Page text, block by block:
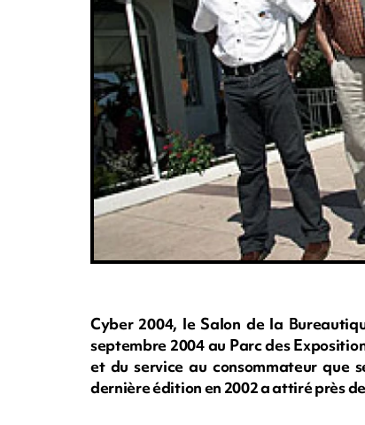
Cyber 2004, le Salon de la
septembre 2004 au Parc des
et du service au consommateur que
dernière édition en 2002 a attiré près